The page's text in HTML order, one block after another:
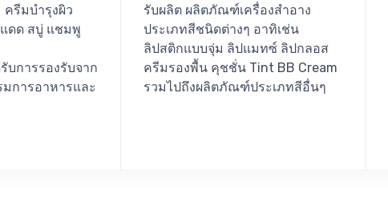
ครีมบำรุงผิว
ดด สบู่ แชมพู
บการรองรับจาก
การอาหารและ
รับผลิต ผลิตภัณฑ์เครื่องสำอาง
ประเภทสีชนิดต่างๆ อาทิเช่น
ลิปสติกแบบจุ่ม ลิปแมทซ์ ลิปกลอส
ครีมรองพื้น คุชชั่น Tint BB Cream
รวมไปถึงผลิตภัณฑ์ประเภทสีอื่นๆ